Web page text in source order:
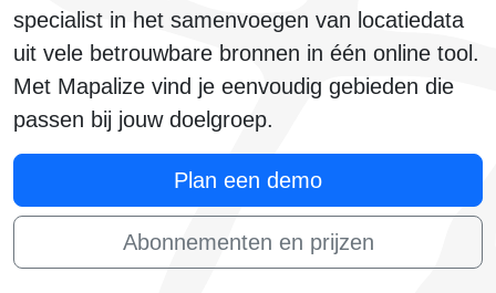
specialist in het samenvoegen van locatiedata
uit vele betrouwbare bronnen in één online tool.
Met Mapalize vind je eenvoudig gebieden die
passen bij jouw doelgroep.
Plan een demo
Abonnementen en prijzen